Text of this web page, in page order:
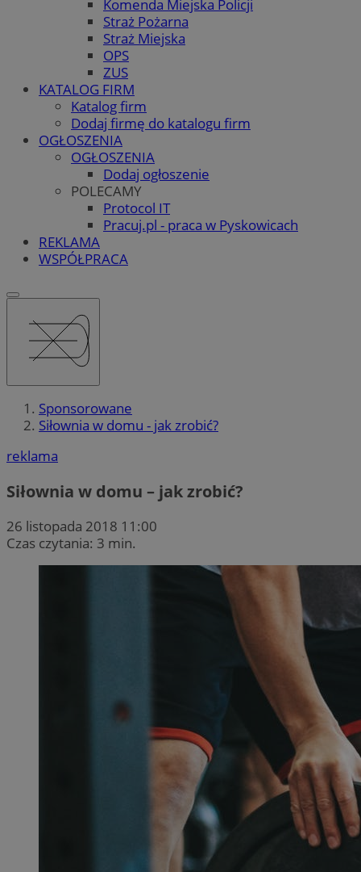
Komenda Miejska Policji
Straż Pożarna
Straż Miejska
OPS
ZUS
KATALOG FIRM
Katalog firm
Dodaj firmę do katalogu firm
OGŁOSZENIA
OGŁOSZENIA
Dodaj ogłoszenie
POLECAMY
Protocol IT
Pracuj.pl - praca w Pyskowicach
REKLAMA
WSPÓŁPRACA
Sponsorowane
Siłownia w domu - jak zrobić?
reklama
Siłownia w domu – jak zrobić?
26 listopada 2018 11:00
Czas czytania: 3 min.